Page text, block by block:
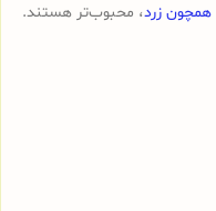
همچون زرد، محبوب‌تر هستند.